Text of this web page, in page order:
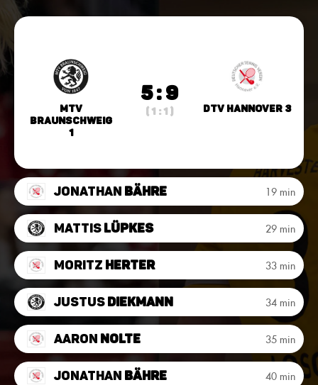
MTV
Braunschweig
1
5 : 9
( 1 : 1 ) DTV Hannover 3
Jonathan Bähre 19 min
MattisLüpkes 29 min
Moritz Herter 33 min
JustusDiekmann 34 min
Aaron Nolte 35 min
Jonathan Bähre 40 min